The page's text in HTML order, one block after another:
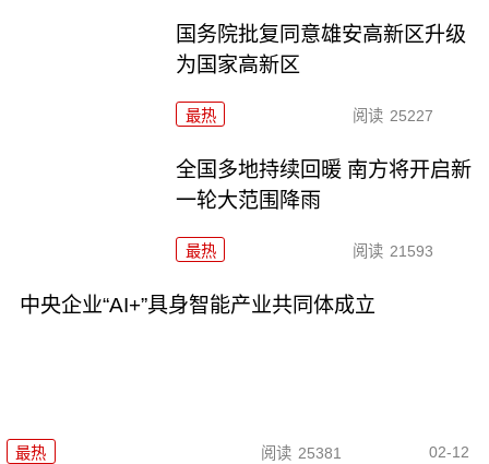
国务院批复同意雄安高新区升级
为国家高新区
最热 阅读 25227
全国多地持续回暖 南方将开启新
一轮大范围降雨
最热 阅读 21593
中央企业“AI+”具身智能产业共同体成立
最热 阅读 25381 02-12